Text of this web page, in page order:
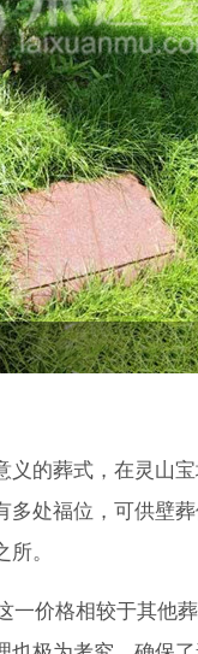
的葬式，在灵山
处福位，可供壁
。
一价格相较于其他